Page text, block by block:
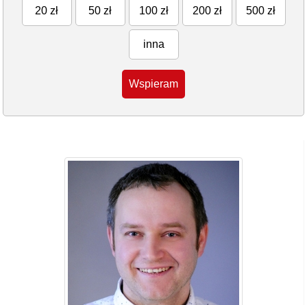
20 zł 50 zł 100 zł 200 zł 500 zł
inna
Wspieram